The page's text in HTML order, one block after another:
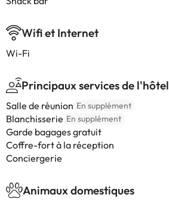
Wifi et Internet
Wi-Fi
Principaux services de l'hôtel
Salle de réunion En supplément
Blanchisserie En supplément
Garde bagages gratuit
Coffre-fort à la réception
Conciergerie
Animaux domestiques